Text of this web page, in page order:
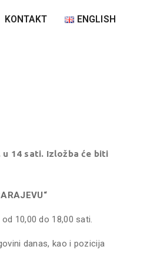
KONTAKT ENGLISH
u 14 sati. Izložba će biti
10,00 do 18,00 sati.
danas, kao i pozicija